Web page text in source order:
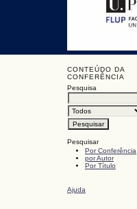
CONTEÚDO DA
CONFERÊNCIA
Pesquisa
Pesquisar
Por Conferência
por Autor
Por Título
Ajuda